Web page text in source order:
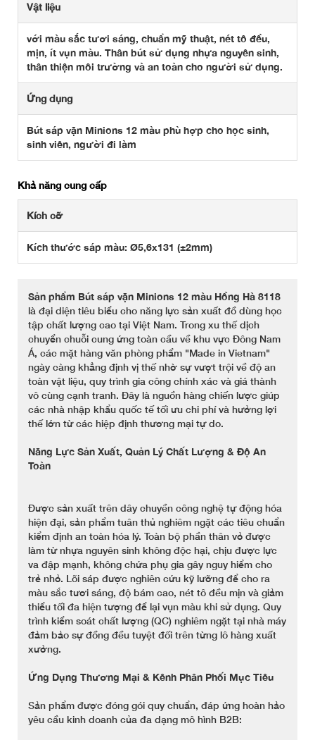
Vật liệu
với màu sắc tươi sáng, chuẩn mỹ thuật, nét tô đều,
mịn, ít vụn màu. Thân bút sử dụng nhựa nguyên sinh,
thân thiện môi trường và an toàn cho người sử dụng.
Ứng dụng
Bút sáp vặn Minions 12 màu phù hợp cho học sinh,
sinh viên, người đi làm
Khả năng cung cấp
Kích cỡ
Kích thước sáp màu: Ø5,6x131 (±2mm)
Sản phẩm Bút sáp vặn Minions 12 màu Hồng Hà 8118
là đại diện tiêu biểu cho năng lực sản xuất đồ dùng học
tập chất lượng cao tại Việt Nam. Trong xu thế dịch
chuyển chuỗi cung ứng toàn cầu về khu vực Đông Nam
Á, các mặt hàng văn phòng phẩm "Made in Vietnam"
ngày càng khẳng định vị thế nhờ sự vượt trội về độ an
toàn vật liệu, quy trình gia công chính xác và giá thành
vô cùng cạnh tranh. Đây là nguồn hàng chiến lược giúp
các nhà nhập khẩu quốc tế tối ưu chi phí và hưởng lợi
thế lớn từ các hiệp định thương mại tự do.
Năng Lực Sản Xuất, Quản Lý Chất Lượng & Độ An
Toàn
Được sản xuất trên dây chuyền công nghệ tự động hóa
hiện đại, sản phẩm tuân thủ nghiêm ngặt các tiêu chuẩn
kiểm định an toàn hóa lý. Toàn bộ phần thân vỏ được
làm từ nhựa nguyên sinh không độc hại, chịu được lực
va đập mạnh, không chứa phụ gia gây nguy hiểm cho
trẻ nhỏ. Lõi sáp được nghiên cứu kỹ lưỡng để cho ra
màu sắc tươi sáng, độ bám cao, nét tô đều mịn và giảm
thiểu tối đa hiện tượng để lại vụn màu khi sử dụng. Quy
trình kiểm soát chất lượng (QC) nghiêm ngặt tại nhà máy
đảm bảo sự đồng đều tuyệt đối trên từng lô hàng xuất
xưởng.
Ứng Dụng Thương Mại & Kênh Phân Phối Mục Tiêu
Sản phẩm được đóng gói quy chuẩn, đáp ứng hoàn hảo
yêu cầu kinh doanh của đa dạng mô hình B2B: